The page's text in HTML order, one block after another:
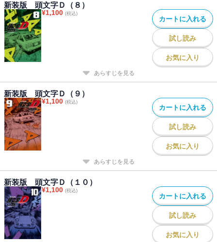
新装版 頭文字Ｄ（８）
¥1,100 (税込)
カートに入れる
試し読み
お気に入り
あらすじを見る
新装版 頭文字Ｄ（９）
¥1,100 (税込)
カートに入れる
試し読み
お気に入り
あらすじを見る
新装版 頭文字Ｄ（１０）
¥1,100 (税込)
カートに入れる
試し読み
お気に入り